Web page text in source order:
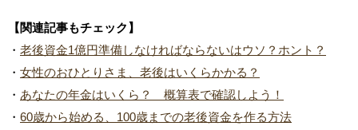
【関連記事もチェック】
・ 老後資金1億円準備しなければならないはウソ？ホント？
・ 女性のおひとりさま、老後はいくらかかる？
・ あなたの年金はいくら？ 概算表で確認しよう！
・ 60歳から始める、100歳までの老後資金を作る方法